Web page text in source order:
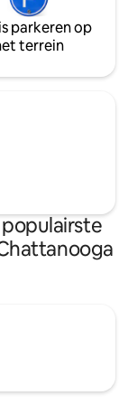
parkeren op
terrein